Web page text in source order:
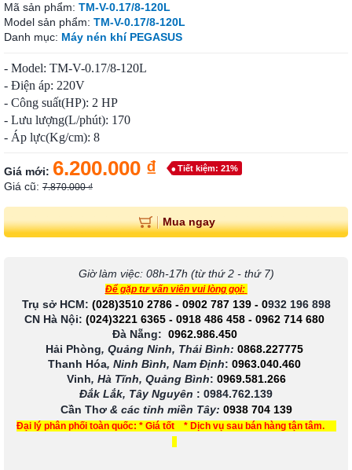
Mã sản phẩm: TM-V-0.17/8-120L
Model sản phẩm: TM-V-0.17/8-120L
Danh mục: Máy nén khí PEGASUS
- Model: TM-V-0.17/8-120L
- Điện áp: 220V
- Công suất(HP): 2 HP
- Lưu lượng(L/phút): 170
- Áp lực(Kg/cm): 8
Giá mới: 6.200.000 ₫ Tiết kiệm: 21%
Giá cũ: 7.870.000 ₫
Mua ngay
Giờ làm việc: 08h-17h (từ thứ 2 - thứ 7)
Để gặp tư vấn viên vui lòng gọi:
Trụ sở HCM: (028)3510 2786 - 0902 787 139- 0932 196 898
CN Hà Nội: (024)3221 6365 - 0918 486 458 - 0962 714 680
Đà Nẵng: 0962.986.450
Hải Phòng, Quảng Ninh, Thái Bình: 0868.227775
Thanh Hóa, Ninh Bình, Nam Định: 0963.040.460
Vinh, Hà Tĩnh, Quảng Bình: 0969.581.266
Đắk Lắk, Tây Nguyên : 0984.762.139
Cần Thơ & các tỉnh miền Tây: 0938 704 139
Đại lý phân phối toàn quốc: * Giá tốt * Dịch vụ sau bán hàng tận tâm.